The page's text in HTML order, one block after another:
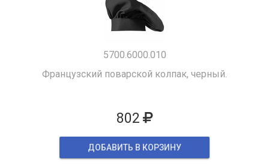
5700.6000.010
Французский поварской колпак, черный.
802
ДОБАВИТЬ В КОРЗИНУ